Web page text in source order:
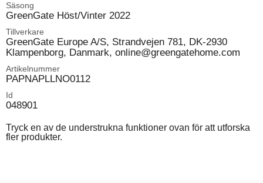
Säsong
GreenGate Höst/Vinter 2022
Tillverkare
GreenGate Europe A/S, Strandvejen 781, DK-2930
Klampenborg, Danmark, online@greengatehome.com
Artikelnummer
PAPNAPLLNO0112
Id
048901
Tryck en av de understrukna funktioner ovan för att utforska
fler produkter.